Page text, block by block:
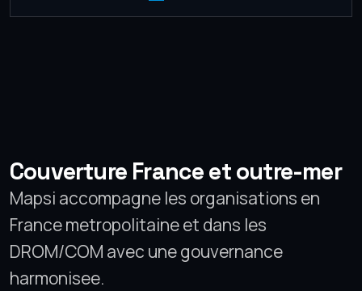
Couverture France et outre-mer
Mapsi accompagne les organisations en
France metropolitaine et dans les
DROM/COM avec une gouvernance
harmonisee.